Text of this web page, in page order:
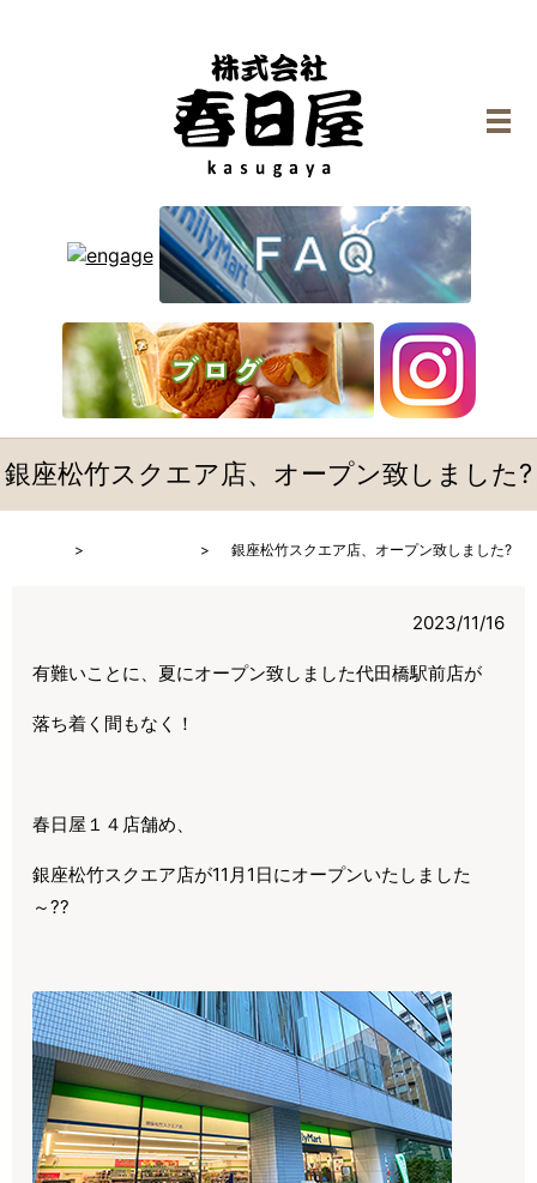
メ
銀座松竹スクエア店、オープン致しました?
銀座松竹スクエア店、オープン致しました?
2023/11/16
有難いことに、夏にオープン致しました代田橋駅前店が
落ち着く間もなく！
春日屋１４店舗め、
銀座松竹スクエア店が11月1日にオープンいたしました
～??